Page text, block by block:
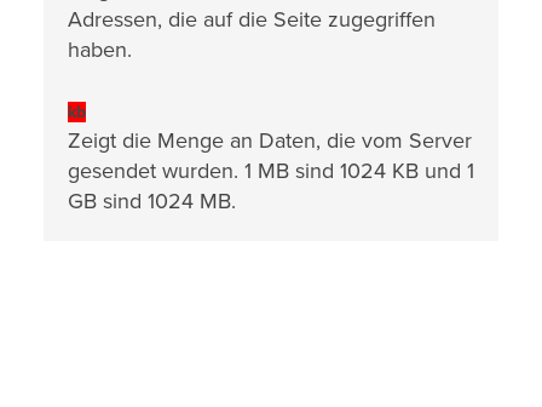
Adressen, die auf die Seite zugegriffen
haben.
kb
Zeigt die Menge an Daten, die vom Server
gesendet wurden. 1 MB sind 1024 KB und 1
GB sind 1024 MB.